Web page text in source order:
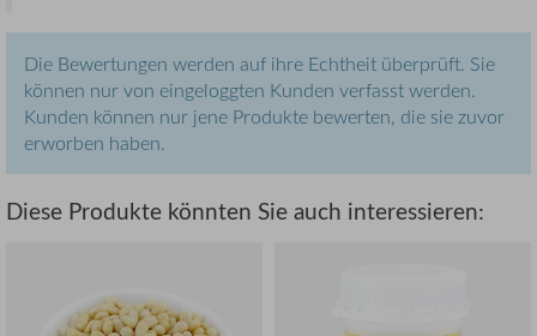
Die Bewertungen werden auf ihre Echtheit überprüft. Sie
können nur von eingeloggten Kunden verfasst werden.
Kunden können nur jene Produkte bewerten, die sie zuvor
erworben haben.
Diese Produkte könnten Sie auch interessieren: